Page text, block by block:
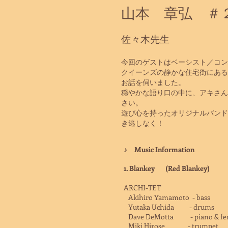
山本 章弘 ＃
​佐々木先生
今回のゲストはベーシスト／コ
クイーンズの静かな住宅街にあ
お話を伺いました。
穏やかな語り口の中に、アキさ
さい。
遊び心を持ったオリジナルバン
き逃しなく！
♪ Music Information
1. Blankey
(Red Blankey)
ARCHI-TET
Akihiro Yamamoto - bass
Yutaka Uchida - drums
Dave DeMotta - piano &
​​ Miki Hirose - trumpet